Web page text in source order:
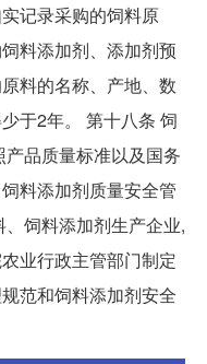
记录采购的饲料原
料添加剂、添加剂预
料的名称、产地、数
于2年。 第十八条 饲
品质量标准以及国务
料添加剂质量安全管
饲料添加剂生产企业,
业行政主管部门制定
范和饲料添加剂安全